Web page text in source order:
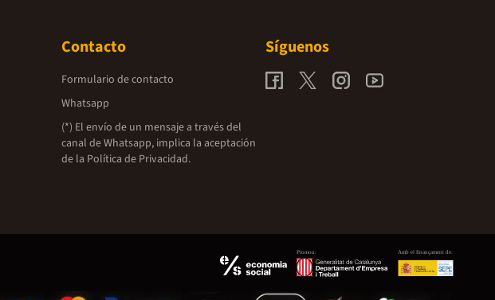
Contacto
Formulario de contacto
Whatsapp
(*) El envío de un mensaje a través del
canal de Whatsapp, implica la aceptación
de la Política de Privacidad.
Síguenos
Promou: Amb el finançament de: